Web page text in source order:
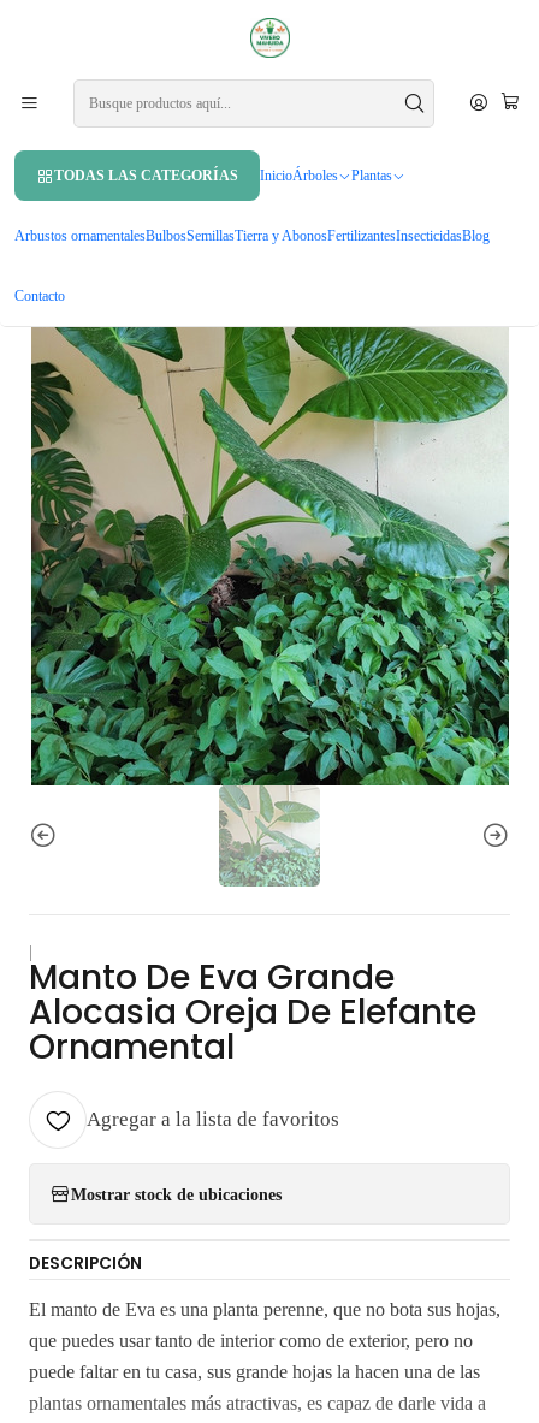
TODAS LAS CATEGORÍAS InicioÁrboles Plantas
Arbustos ornamentalesBulbosSemillasTierra y AbonosFertilizantesInsecticidasBlog
Contacto
APROVECHA UN 10% DE DCTO. EN TU PRIMERA COMPRA USANDO
Inicio Plantas
Manto De Eva Grande Alocasia Oreja De Elefante Ornamental
Manto De Eva Grande
Alocasia Oreja De Elefante
Ornamental
Agregar a la lista de favoritos
Mostrar stock de ubicaciones
DESCRIPCIÓN
El manto de Eva es una planta perenne, que no bota sus hojas,
que puedes usar tanto de interior como de exterior, pero no
puede faltar en tu casa, sus grande hojas la hacen una de las
plantas ornamentales más atractivas, es capaz de darle vida a